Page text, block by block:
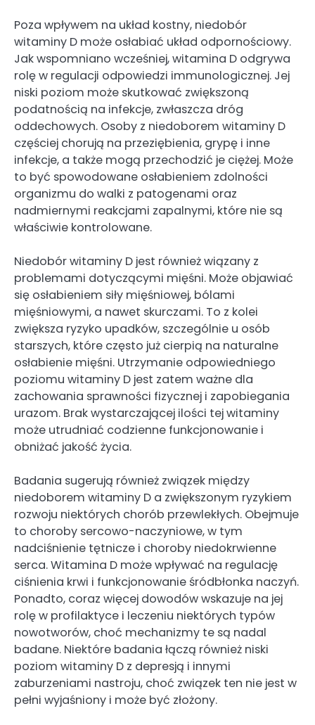
Poza wpływem na układ kostny, niedobór
witaminy D może osłabiać układ odpornościowy.
Jak wspomniano wcześniej, witamina D odgrywa
rolę w regulacji odpowiedzi immunologicznej. Jej
niski poziom może skutkować zwiększoną
podatnością na infekcje, zwłaszcza dróg
oddechowych. Osoby z niedoborem witaminy D
częściej chorują na przeziębienia, grypę i inne
infekcje, a także mogą przechodzić je ciężej. Może
to być spowodowane osłabieniem zdolności
organizmu do walki z patogenami oraz
nadmiernymi reakcjami zapalnymi, które nie są
właściwie kontrolowane.
Niedobór witaminy D jest również wiązany z
problemami dotyczącymi mięśni. Może objawiać
się osłabieniem siły mięśniowej, bólami
mięśniowymi, a nawet skurczami. To z kolei
zwiększa ryzyko upadków, szczególnie u osób
starszych, które często już cierpią na naturalne
osłabienie mięśni. Utrzymanie odpowiedniego
poziomu witaminy D jest zatem ważne dla
zachowania sprawności fizycznej i zapobiegania
urazom. Brak wystarczającej ilości tej witaminy
może utrudniać codzienne funkcjonowanie i
obniżać jakość życia.
Badania sugerują również związek między
niedoborem witaminy D a zwiększonym ryzykiem
rozwoju niektórych chorób przewlekłych. Obejmuje
to choroby sercowo-naczyniowe, w tym
nadciśnienie tętnicze i choroby niedokrwienne
serca. Witamina D może wpływać na regulację
ciśnienia krwi i funkcjonowanie śródbłonka naczyń.
Ponadto, coraz więcej dowodów wskazuje na jej
rolę w profilaktyce i leczeniu niektórych typów
nowotworów, choć mechanizmy te są nadal
badane. Niektóre badania łączą również niski
poziom witaminy D z depresją i innymi
zaburzeniami nastroju, choć związek ten nie jest w
pełni wyjaśniony i może być złożony.